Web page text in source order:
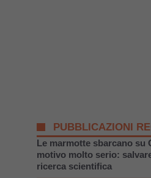
PUBBLICAZIONI
Le marmotte sbarcano su
motivo molto serio:
ricerca scientifica